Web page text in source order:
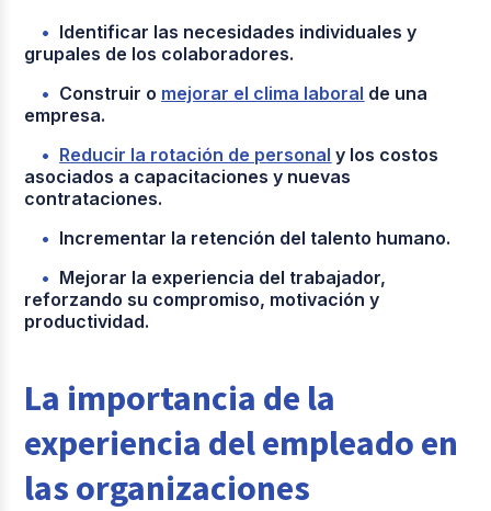
Identificar las necesidades individuales y
grupales de los colaboradores.
Construir o mejorar el clima laboral de una
empresa.
Reducir la rotación de personal y los costos
asociados a capacitaciones y nuevas
contrataciones.
Incrementar la retención del talento humano.
Mejorar la experiencia del trabajador,
reforzando su compromiso, motivación y
productividad.
La importancia de la
experiencia del empleado en
las organizaciones